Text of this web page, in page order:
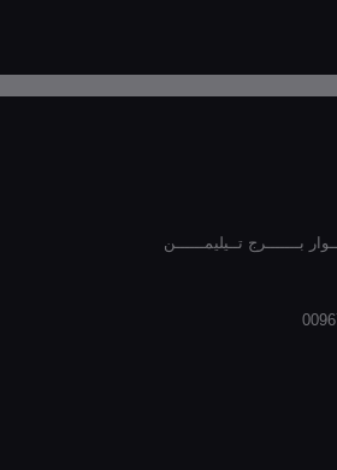
بـــــــرج تــيليمــــــن